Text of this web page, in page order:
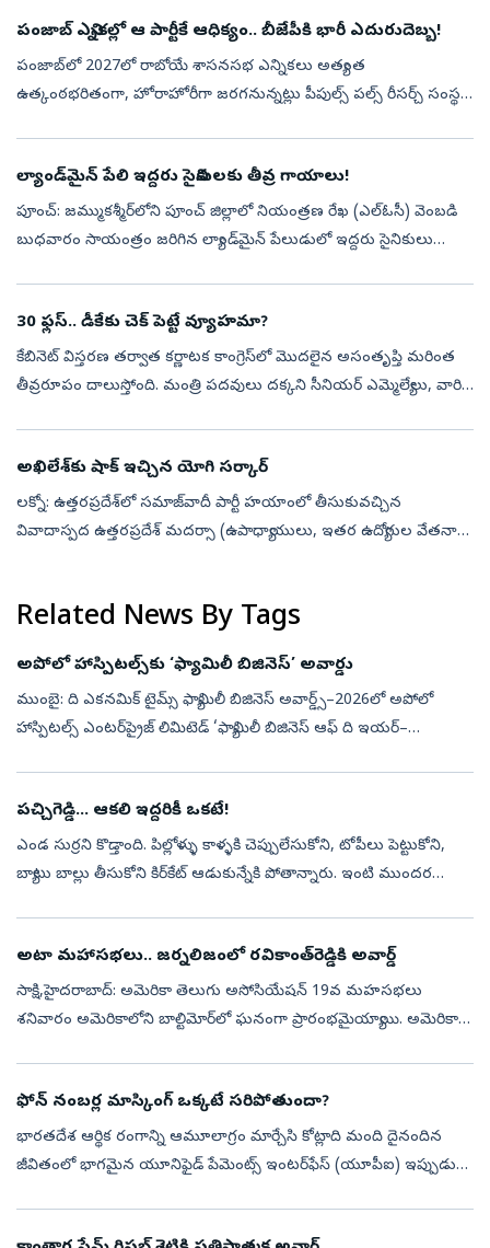
పంజాబ్‌ ఎన్నికల్లో ఆ పార్టీకే ఆధిక్యం.. బీజేపీకి భారీ ఎదురుదెబ్బ!
పంజాబ్‌లో 2027లో రాబోయే శాసనసభ ఎన్నికలు అత్యంత
ఉత్కంఠభరితంగా, హోరాహోరీగా జరగనున్నట్లు పీపుల్స్ పల్స్ రీసర్చ్ సంస్థ
ల్యాండ్‌మైన్ పేలి ఇద్దరు సైనికులకు తీవ్ర గాయాలు!
పూంచ్: జమ్ముకశ్మీర్‌లోని పూంచ్ జిల్లాలో నియంత్రణ రేఖ (ఎల్‌ఓసీ) వెంబడి
బుధవారం సాయంత్రం జరిగిన ల్యాండ్‌మైన్ పేలుడులో ఇద్దరు సైనికులు
30 ఫ్లస్‌.. డీకేకు చెక్‌ పెట్టే వ్యూహమా?
కేబినెట్‌ విస్తరణ తర్వాత కర్ణాటక కాంగ్రెస్‌లో మొదలైన అసంతృప్తి మరింత
తీవ్రరూపం దాలుస్తోంది. మంత్రి పదవులు దక్కని సీనియర్‌ ఎమ్మెల్యేలు, వారి
అఖిలేశ్‌కు షాక్ ఇచ్చిన యోగి సర్కార్
లక్నో: ఉత్తరప్రదేశ్‌లో సమాజ్‌వాదీ పార్టీ హయాంలో తీసుకువచ్చిన
వివాదాస్పద ఉత్తరప్రదేశ్ మదర్సా (ఉపాధ్యాయులు, ఇతర ఉద్యోగుల వేతనాల
Related News By Tags
అపోలో హాస్పిటల్స్‌కు ‘ఫ్యామిలీ బిజినెస్‌’ అవార్డు
ముంబై: ది ఎకనమిక్‌ టైమ్స్‌ ఫ్యామిలీ బిజినెస్‌ అవార్డ్స్‌–2026లో అపోలో
హాస్పిటల్స్‌ ఎంటర్‌ప్రైజ్‌ లిమిటెడ్‌ ‘ఫ్యామిలీ బిజినెస్‌ ఆఫ్‌ ది ఇయర్‌–
పచ్చిగెడ్డి... ఆకలి ఇద్దరికీ ఒకటే!
ఎండ సుర్రని కొడ్తాంది. పిల్లోళ్ళు కాళ్ళకి చెప్పులేసుకోని, టోపీలు పెట్టుకోని,
బ్యాటు బాల్లు తీసుకోని కిర్‌కేట్‌ ఆడుకున్నేకి పోతాన్నారు. ఇంటి ముందర
అటా మహాసభలు.. జర్నలిజంలో రవికాంత్‌రెడ్డికి అవార్డ్
సాక్షి,హైదరాబాద్‌: అమెరికా తెలుగు అసోసియేషన్‌ 19వ మహసభలు
శనివారం అమెరికాలోని బాల్టిమోర్‌లో ఘనంగా ప్రారంభమైయ్యాయి. అమెరికాలో
ఫోన్ నంబర్ల మాస్కింగ్ ఒక్కటే సరిపోతుందా?
భారతదేశ ఆర్థిక రంగాన్ని ఆమూలాగ్రం మార్చేసి కోట్లాది మంది దైనందిన
జీవితంలో భాగమైన యూనిఫైడ్ పేమెంట్స్ ఇంటర్‌ఫేస్ (యూపీఐ) ఇప్పుడు